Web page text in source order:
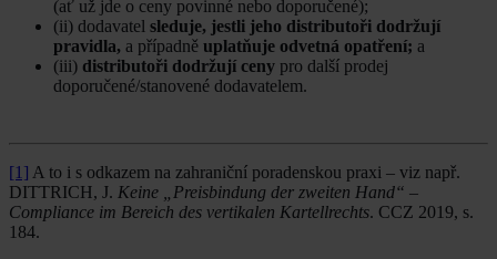
(ať už jde o ceny povinné nebo doporučené);
(ii) dodavatel sleduje, jestli jeho distributoři dodržují
pravidla, a případně uplatňuje odvetná opatření; a
(iii) distributoři dodržují ceny pro další prodej
doporučené/stanovené dodavatelem.
[1] A to i s odkazem na zahraniční poradenskou praxi – viz např.
DITTRICH, J. Keine „Preisbindung der zweiten Hand“ –
Compliance im Bereich des vertikalen Kartellrechts. CCZ 2019, s.
184.